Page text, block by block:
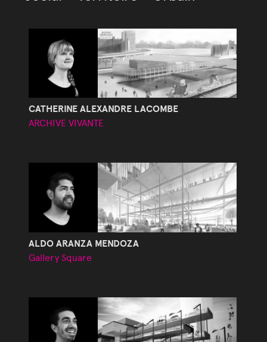
CATHERINE ALEXANDRE LACOMBE
ARCHIVE VIVANTE
ALDO ARANZA MENDOZA
Gallery Square